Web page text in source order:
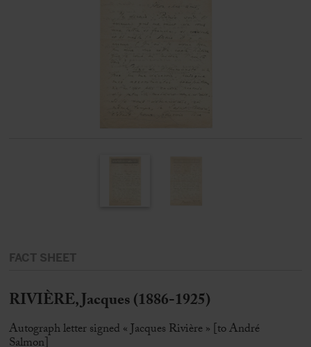
FACT SHEET
RIVIÈRE, Jacques (1886-1925)
Autograph letter signed « Jacques Rivière » [to André